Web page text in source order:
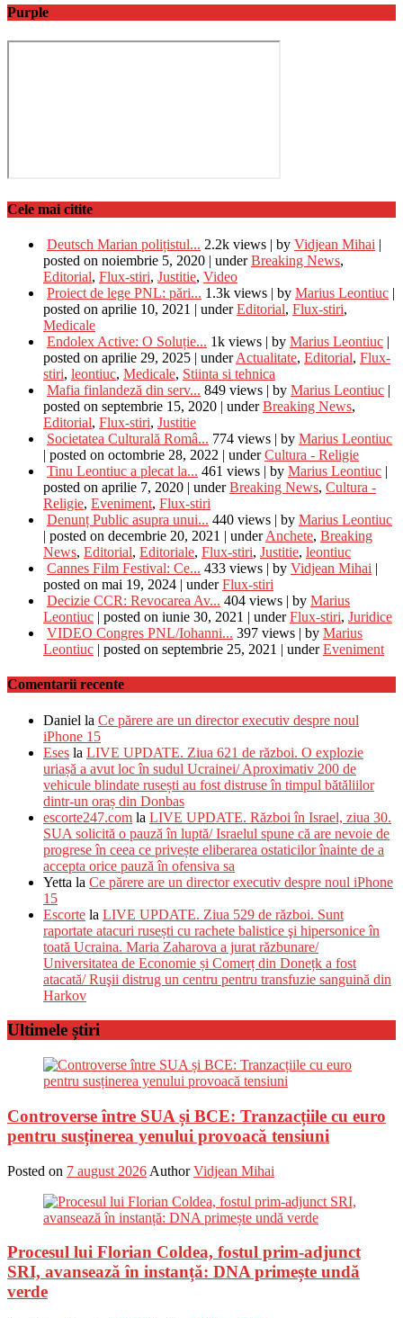
Purple
Cele mai citite
Deutsch Marian polițistul... 2.2k views | by Vidjean Mihai |
posted on noiembrie 5, 2020 | underBreaking News,
Editorial, Flux-stiri, Justitie, Video
Proiect de lege PNL: pări... 1.3k views | by Marius Leontiuc |
posted on aprilie 10, 2021 | underEditorial, Flux-stiri,
Medicale
Endolex Active: O Soluție... 1k views | by Marius Leontiuc |
posted on aprilie 29, 2025 | underActualitate, Editorial, Flux-
stiri, leontiuc, Medicale, Stiinta si tehnica
Mafia finlandeză din serv... 849 views | by Marius Leontiuc |
posted on septembrie 15, 2020 | underBreaking News,
Editorial, Flux-stiri, Justitie
Societatea Culturală Româ... 774 views | by Marius Leontiuc
| posted on octombrie 28, 2022 | underCultura - Religie
Tinu Leontiuc a plecat la... 461 views | by Marius Leontiuc |
posted on aprilie 7, 2020 | underBreaking News, Cultura -
Religie, Eveniment, Flux-stiri
Denunț Public asupra unui... 440 views | by Marius Leontiuc
| posted on decembrie 20, 2021 | underAnchete, Breaking
News, Editorial, Editoriale, Flux-stiri, Justitie, leontiuc
Cannes Film Festival: Ce... 433 views | by Vidjean Mihai |
posted on mai 19, 2024 | underFlux-stiri
Decizie CCR: Revocarea Av... 404 views | by Marius
Leontiuc | posted on iunie 30, 2021 | underFlux-stiri, Juridice
VIDEO Congres PNL/Iohanni... 397 views | by Marius
Leontiuc | posted on septembrie 25, 2021 | underEveniment
Comentarii recente
Daniel la Ce părere are un director executiv despre noul
iPhone 15
Eses la LIVE UPDATE. Ziua 621 de război. O explozie
uriașă a avut loc în sudul Ucrainei/ Aproximativ 200 de
vehicule blindate rusești au fost distruse în timpul bătăliilor
dintr-un oraș din Donbas
escorte247.com la LIVE UPDATE. Război în Israel, ziua 30.
SUA solicită o pauză în luptă/ Israelul spune că are nevoie de
progrese în ceea ce privește eliberarea ostaticilor înainte de a
accepta orice pauză în ofensiva sa
Yetta la Ce părere are un director executiv despre noul iPhone
15
Escorte la LIVE UPDATE. Ziua 529 de război. Sunt
raportate atacuri rusești cu rachete balistice şi hipersonice în
toată Ucraina. Maria Zaharova a jurat răzbunare/
Universitatea de Economie și Comerț din Donețk a fost
atacată/ Ruşii distrug un centru pentru transfuzie sanguină din
Harkov
Ultimele știri
Controverse între SUA și BCE: Tranzacțiile cu euro
pentru susținerea yenului provoacă tensiuni
Posted on 7 august 2026 Author Vidjean Mihai
Procesul lui Florian Coldea, fostul prim-adjunct
SRI, avansează în instanță: DNA primește undă
verde